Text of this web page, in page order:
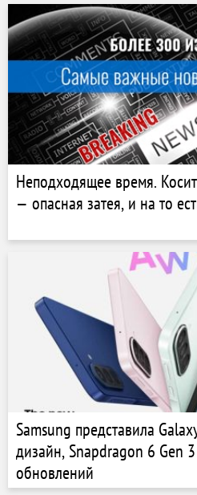
Неподходящее время.
— опасная затея, и на то
Samsung представила
дизайн, Snapdragon 6 Gen
обновлений